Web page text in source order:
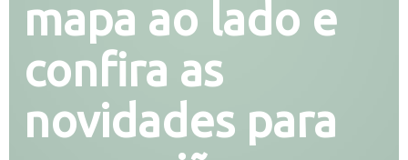
mapa ao lado e
confira as
novidades para